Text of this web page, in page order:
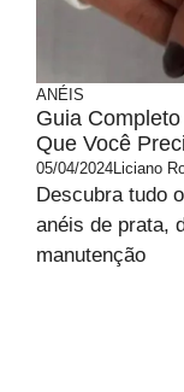
ANÉIS
Guia
Que Você
05/04/2024Liciano
Descubra tudo
anéis de prata,
manutenção